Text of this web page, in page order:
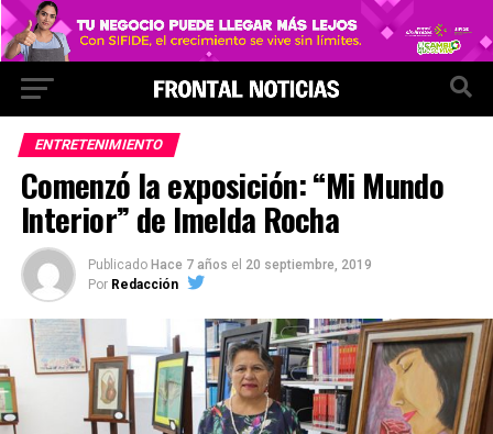
ENTRETENIMIENTO
Comenzó la exposición: “Mi Mundo
Interior” de Imelda Rocha
Publicado Hace 7 años el 20 septiembre, 2019
Por Redacción